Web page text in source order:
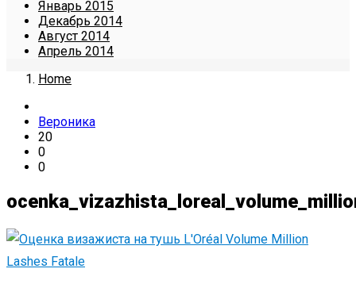
Январь 2015
Декабрь 2014
Август 2014
Апрель 2014
Home
Вероника
20
0
0